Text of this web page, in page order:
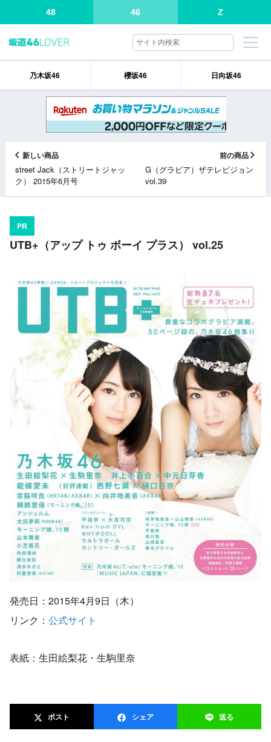
48 46 Z
乃木坂46 櫻坂46 日向坂46
新しい商品
street Jack（ストリートジャッ
ク） 2015年6月号
前の商品
G（グラビア）ザテレビジョン
vol.39
PR
UTB+（アップ トゥ ボーイ プラス） vol.25
発売日：2015年4月9日（木）
リンク： 公式サイト
表紙：生田絵梨花・生駒里奈
ポスト シェア 送る